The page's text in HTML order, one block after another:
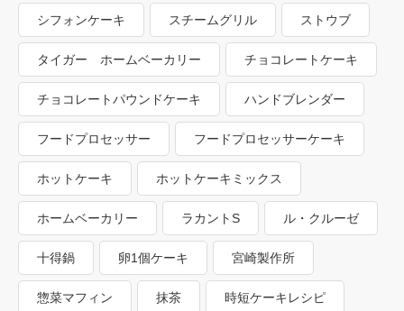
シフォンケーキ スチームグリル ストウブ
タイガー ホームベーカリー チョコレートケーキ
チョコレートパウンドケーキ ハンドブレンダー
フードプロセッサー フードプロセッサーケーキ
ホットケーキ ホットケーキミックス
ホームベーカリー ラカントS ル・クルーゼ
十得鍋 卵1個ケーキ 宮崎製作所
惣菜マフィン 抹茶 時短ケーキレシピ